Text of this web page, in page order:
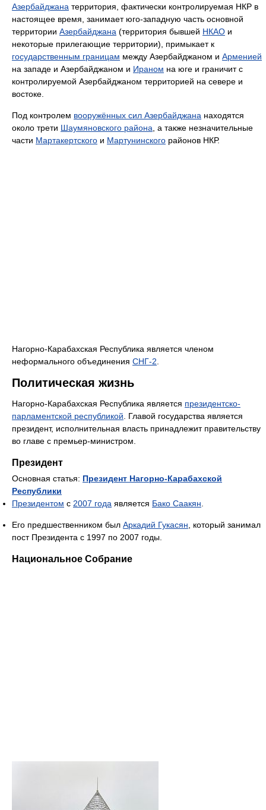
Азербайджана территория, фактически контролируемая НКР в
настоящее время, занимает юго-западную часть основной
территории Азербайджана (территория бывшей НКАО и
некоторые прилегающие территории), примыкает к
государственным границам между Азербайджаном и Арменией
на западе и Азербайджаном и Ираном на юге и граничит с
контролируемой Азербайджаном территорией на севере и
востоке.
Под контролем вооружённых сил Азербайджана находятся
около трети Шаумяновского района, а также незначительные
части Мартакертского и Мартунинского районов НКР.
Нагорно-Карабахская Республика является членом
неформального объединения СНГ-2.
Политическая жизнь
Нагорно-Карабахская Республика является президентско-
парламентской республикой. Главой государства является
президент, исполнительная власть принадлежит правительству
во главе с премьер-министром.
Президент
Основная статья: Президент Нагорно-Карабахской
Республики
Президентом с 2007 года является Бако Саакян.
Его предшественником был Аркадий Гукасян, который занимал
пост Президента с 1997 по 2007 годы.
Национальное Собрание